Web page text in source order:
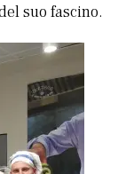
suo fascino.